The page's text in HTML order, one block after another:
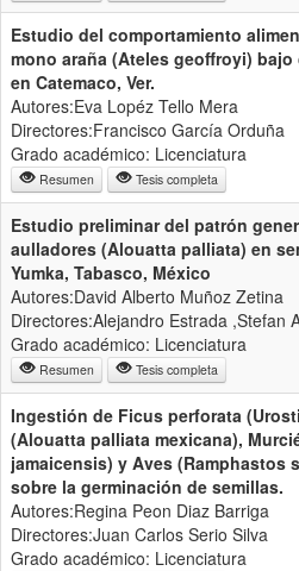
Estudio del comportamiento
mono araña (Ateles geoffroyi)
en Catemaco, Ver.
Autores:Eva Lopéz Tello Mera
Directores:Francisco García Orduña
Grado académico: Licenciatura
Resumen Tesis completa
Estudio preliminar del patrón
aulladores (Alouatta palliata) en
Yumka, Tabasco, México
Autores:David Alberto Muñoz Zetina
Directores:Alejandro Estrada ,Stefan
Grado académico: Licenciatura
Resumen Tesis completa
Ingestión de Ficus perforata
(Alouatta palliata mexicana),
jamaicensis) y Aves (Ramphastos
sobre la germinación de semillas.
Autores:Regina Peon Diaz Barriga
Directores:Juan Carlos Serio Silva
Grado académico: Licenciatura